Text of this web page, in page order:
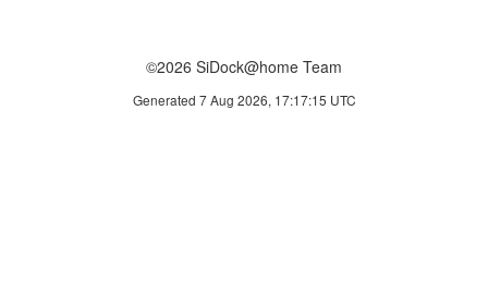
©2026 SiDock@home Team
Generated 7 Aug 2026, 17:17:15 UTC